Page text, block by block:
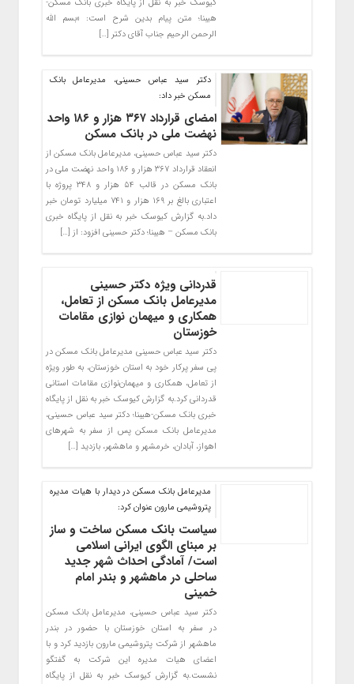
کیوسک خبر به نقل از پایگاه خبری بانک مسکن-
هیبنا؛ متن پیام بدین شرح است: «بسم الله
الرحمن الرحیم جناب آقای دکتر […]
دکتر سید عباس حسینی، مدیرعامل بانک
مسکن خبر داد:
امضای قرارداد ۳۶۷ هزار و ۱۸۶ واحد
نهضت ملی در بانک مسکن
دکتر سید عباس حسینی، مدیرعامل بانک مسکن از
انعقاد قرارداد ۳۶۷ هزار و ۱۸۶ واحد نهضت ملی در
بانک مسکن در قالب ۵۴ هزار و ۳۴۸ پروژه با
اعتباری بالغ بر ۱۶۹ هزار و ۷۴۱ میلیارد تومان خبر
داد.به گزارش کیوسک خبر به نقل از پایگاه خبری
بانک مسکن – هیبنا؛ دکتر حسینی افزود: از […]
قدردانی ویژه دکتر حسینی
مدیرعامل بانک مسکن از تعامل،
همکاری و میهمان نوازی مقامات
خوزستان
دکتر سید عباس حسینی مدیرعامل بانک مسکن در
پی سفر پرکار خود به استان خوزستان، به طور ویژه
از تعامل، همکاری و میهمان‌نوازی مقامات استانی
قدردانی کرد.به گزارش کیوسک خبر به نقل از پایگاه
خبری بانک مسکن-هیبنا؛ دکتر سید عباس حسینی،
مدیرعامل بانک مسکن پس از سفر به شهرهای
اهواز، آبادان، خرمشهر و ماهشهر، بازدید […]
مدیرعامل بانک مسکن در دیدار با هیات مدیره
پتروشیمی مارون عنوان کرد:
سیاست بانک مسکن ساخت و ساز
بر مبنای الگوی ایرانی اسلامی
است/ آمادگی احداث شهر جدید
ساحلی در ماهشهر و بندر امام
خمینی
دکتر سید عباس حسینی، مدیرعامل بانک مسکن
در سفر به استان خوزستان با حضور در بندر
ماهشهر از شرکت پتروشیمی مارون بازدید کرد و با
اعضای هیات مدیره این شرکت به گفتگو‌
نشست.به گزارش کیوسک خبر به نقل از پایگاه